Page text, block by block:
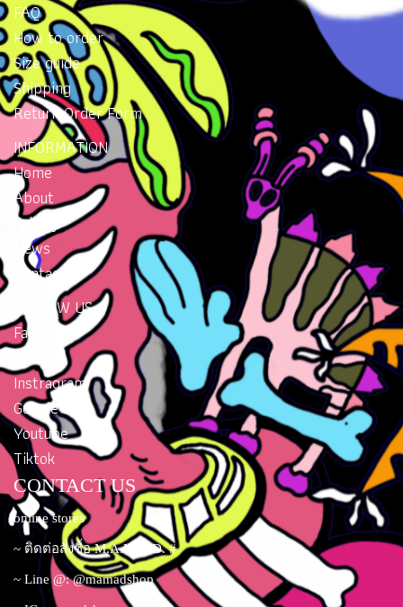
FAQ
How to order
Size guide
Shipping
Return Order Form
INFORMATION
Home
About
Gallery
News
Contacts
FOLLOW US
Facebook
Twitter
Instragram
Google Plus
Youtube
Tiktok
CONTACT US
online stores
~ ติดต่อสั่งซื้อ M.A.M.A.D. #
~ Line @: @mamadshop